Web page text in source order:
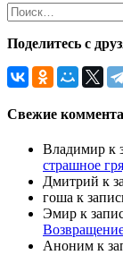
Найти:
Поделитесь с
Свежие
Владимир к
страшное
Дмитрий к
гоша к
Эмир к
Аноним к